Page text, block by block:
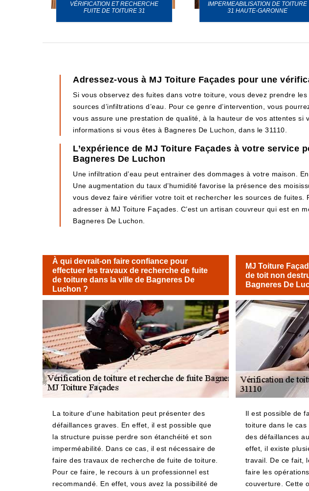
VÉRIFICATION ET RECHERCHE
FUITE DE TOITURE 31
IMPERMEABILISATION DE TOITURE
31 HAUTE-GARONNE
Adressez-vous à MJ Toiture Façades pour une
Si vous observez des fuites dans votre toiture, vous devez prendre
sources d’infiltrations d’eau. Pour ce genre d’intervention, vous
vous assure une prestation de qualité, à la hauteur de vos attentes
informations si vous êtes à Bagneres De Luchon, dans le 31110.
L’expérience de MJ Toiture Façades à votre
Bagneres De Luchon
Une infiltration d’eau peut entrainer des dommages à votre maison.
Une augmentation du taux d’humidité favorise la présence des
vous devez faire vérifier votre toit et rechercher les sources de
adresser à MJ Toiture Façades. C’est un artisan couvreur qui est en
Bagneres De Luchon.
À qui devrait-on faire confiance pour
effectuer les travaux de recherche de fuite
de toiture dans la ville de Bagneres De
Luchon ?
La toiture d'une habitation peut présenter des
défaillances graves. En effet, il est possible que
la structure puisse perdre son étanchéité et son
imperméabilité. Dans ce cas, il est nécessaire de
faire des travaux de recherche de fuite de toiture.
Pour ce faire, le recours à un professionnel est
recommandé. En effet, vous avez la possibilité de
MJ Toiture
de toit non
Bagneres De
Il est possible de
toiture dans le
des défaillances
effet, il existe
travail. De ce fait,
faire les
couverture. Cette